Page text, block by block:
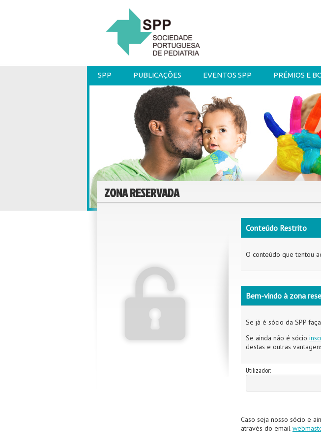
SPP PUBLICAÇÕES EVENTOS SPP PRÉMIOS E
ZONA RESERVADA
Conteúdo Restrito
O conteúdo que tentou
Bem-vindo à zona
Se já é sócio da SPP
Se ainda não é sócio
destas e outras
Utilizador:
Caso seja nosso sócio e
através do email